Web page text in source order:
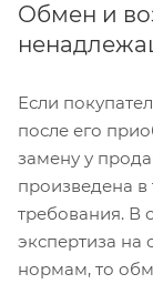
Обмен и
Если
после его
замену у
произведена в
требования. В
экспертиза на
нормам, то